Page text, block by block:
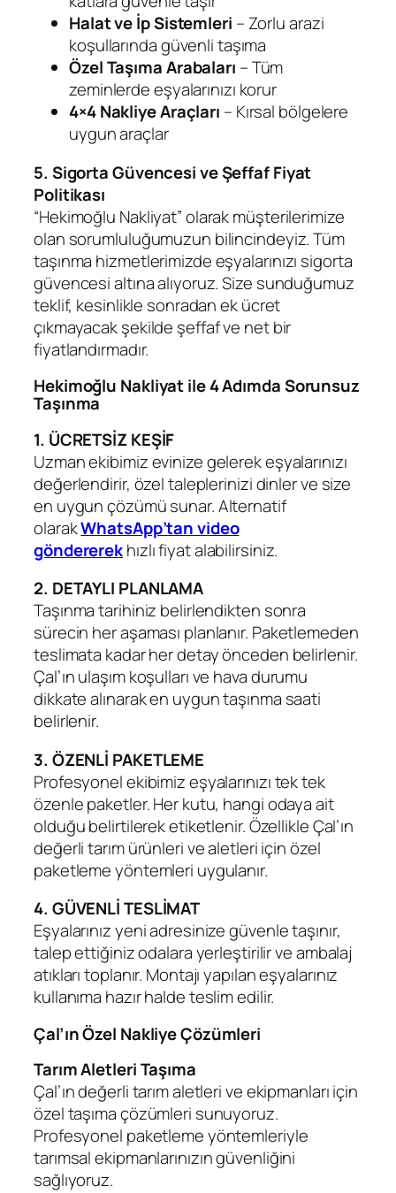
Halat ve İp Sistemleri – Zorlu arazi
koşullarında güvenli taşıma
Özel Taşıma Arabaları – Tüm
zeminlerde eşyalarınızı korur
4×4 Nakliye Araçları – Kırsal bölgelere
uygun araçlar
5. Sigorta Güvencesi ve Şeffaf Fiyat
Politikası
“Hekimoğlu Nakliyat” olarak müşterilerimize
olan sorumluluğumuzun bilincindeyiz. Tüm
taşınma hizmetlerimizde eşyalarınızı sigorta
güvencesi altına alıyoruz. Size sunduğumuz
teklif, kesinlikle sonradan ek ücret
çıkmayacak şekilde şeffaf ve net bir
fiyatlandırmadır.
Hekimoğlu Nakliyat ile 4 Adımda Sorunsuz
Taşınma
1. ÜCRETSİZ KEŞİF
Uzman ekibimiz evinize gelerek eşyalarınızı
değerlendirir, özel taleplerinizi dinler ve size
en uygun çözümü sunar. Alternatif
olarakWhatsApp’tan video
göndererekhızlı fiyat alabilirsiniz.
2. DETAYLI PLANLAMA
Taşınma tarihiniz belirlendikten sonra
sürecin her aşaması planlanır. Paketlemeden
teslimata kadar her detay önceden belirlenir.
Çal’ın ulaşım koşulları ve hava durumu
dikkate alınarak en uygun taşınma saati
belirlenir.
3. ÖZENLİ PAKETLEME
Profesyonel ekibimiz eşyalarınızı tek tek
özenle paketler. Her kutu, hangi odaya ait
olduğu belirtilerek etiketlenir. Özellikle Çal’ın
değerli tarım ürünleri ve aletleri için özel
paketleme yöntemleri uygulanır.
4. GÜVENLİ TESLİMAT
Eşyalarınız yeni adresinize güvenle taşınır,
talep ettiğiniz odalara yerleştirilir ve ambalaj
atıkları toplanır. Montajı yapılan eşyalarınız
kullanıma hazır halde teslim edilir.
Çal’ın Özel Nakliye Çözümleri
Tarım Aletleri Taşıma
Çal’ın değerli tarım aletleri ve ekipmanları için
özel taşıma çözümleri sunuyoruz.
Profesyonel paketleme yöntemleriyle
tarımsal ekipmanlarınızın güvenliğini
sağlıyoruz.